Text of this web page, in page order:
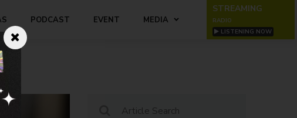
PODCAST EVENT MEDIA
STREAMING
RADIO
LISTENING NOW